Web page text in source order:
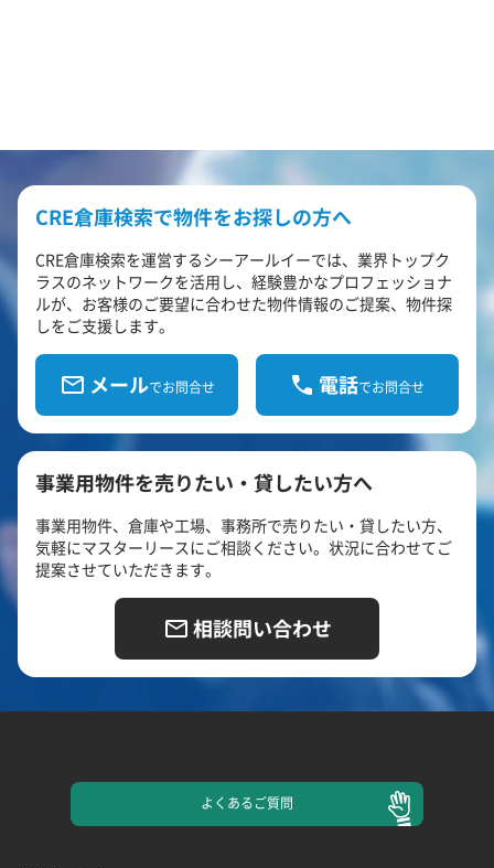
CRE倉庫検索で物件をお探しの方へ
CRE倉庫検索を運営するシーアールイーでは、業界トップク
ラスのネットワークを活用し、経験豊かなプロフェッショナ
ルが、お客様のご要望に合わせた物件情報のご提案、物件探
しをご支援します。
メールでお問合せ 電話でお問合せ
事業用物件を売りたい・貸したい方へ
事業用物件、倉庫や工場、事務所で売りたい・貸したい方、
気軽にマスターリースにご相談ください。状況に合わせてご
提案させていただきます。
相談問い合わせ
よくあるご質問